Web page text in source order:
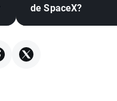
de SpaceX?